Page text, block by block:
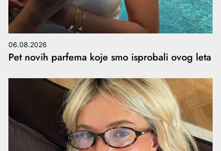
06.08.2026
Pet novih parfema koje smo isprobali ovog leta